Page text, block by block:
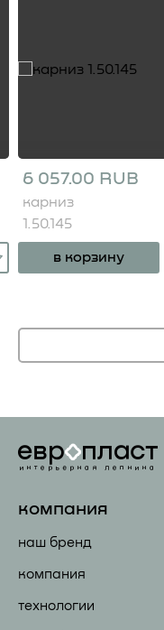
6 057.00 RUB
карниз
1.50.145
в корзину
компания
наш бренд
компания
технологии